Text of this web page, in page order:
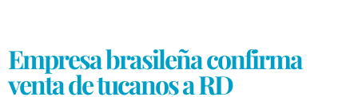
Empresa brasileña confirma
venta de tucanos a RD